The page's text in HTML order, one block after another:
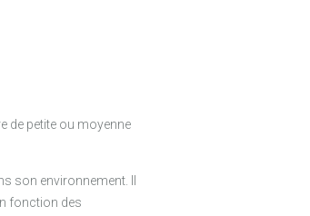
de petite ou moyenne
son environnement. Il
fonction des